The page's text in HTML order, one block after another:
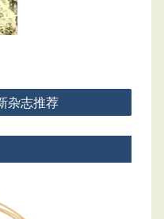
杂志推荐